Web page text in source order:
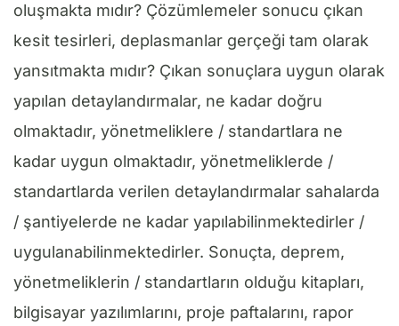
oluşmakta mıdır? Çözümlemeler sonucu çıkan
kesit tesirleri, deplasmanlar gerçeği tam olarak
yansıtmakta mıdır? Çıkan sonuçlara uygun olarak
yapılan detaylandırmalar, ne kadar doğru
olmaktadır, yönetmeliklere / standartlara ne
kadar uygun olmaktadır, yönetmeliklerde /
standartlarda verilen detaylandırmalar sahalarda
/ şantiyelerde ne kadar yapılabilinmektedirler /
uygulanabilinmektedirler. Sonuçta, deprem,
yönetmeliklerin / standartların olduğu kitapları,
bilgisayar yazılımlarını, proje paftalarını, rapor